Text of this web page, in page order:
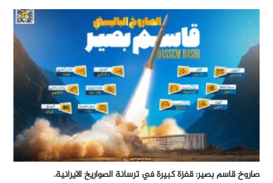
صاروخ قاسم بصير: قفزة كبيرة في ترسانة الصواريخ الايرانية.